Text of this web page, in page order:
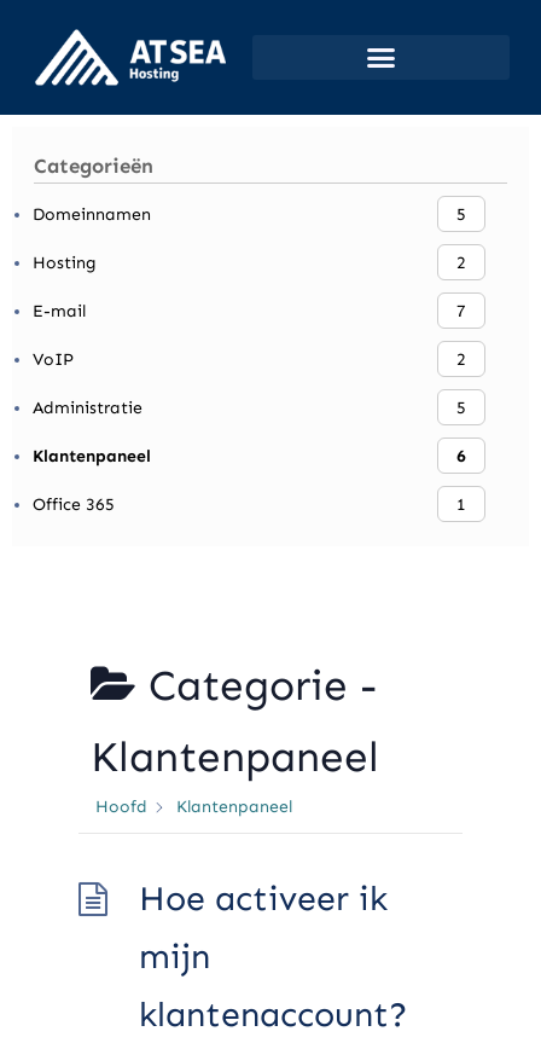
Categorieën
Domeinnamen 5
Hosting 2
E-mail 7
VoIP 2
Administratie 5
Klantenpaneel 6
Office 365 1
Categorie -
Klantenpaneel
Hoofd Klantenpaneel
Hoe activeer ik
mijn
klantenaccount?